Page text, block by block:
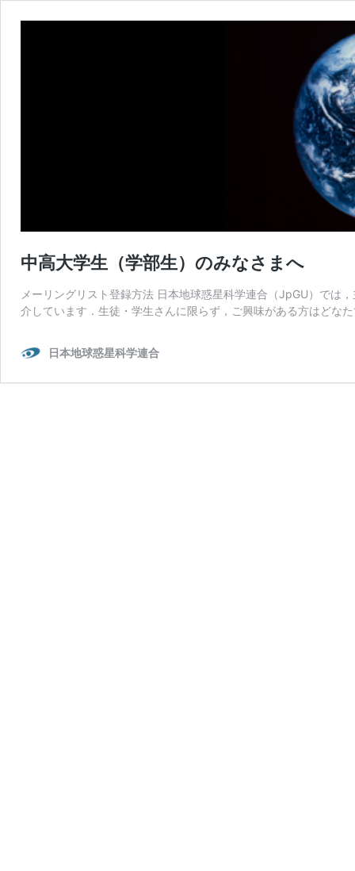
中高大学生（学部生）のみなさまへ
メーリングリスト登録方法 日本地球惑星科学連合（JpGU）では
介しています．生徒・学生さんに限らず，ご興味がある方はどな
日本地球惑星科学連合